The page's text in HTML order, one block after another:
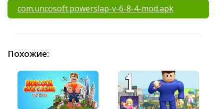
com.uncosoft.powerslap-v-6-8-4-mod.apk
Похожие: